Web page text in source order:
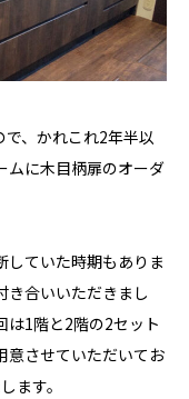
、かれこれ2年半以
ムに木目柄扉のオーダ
していた時期もありま
き合いいただきまし
は1階と2階の2セット
意させていただいてお
ます。